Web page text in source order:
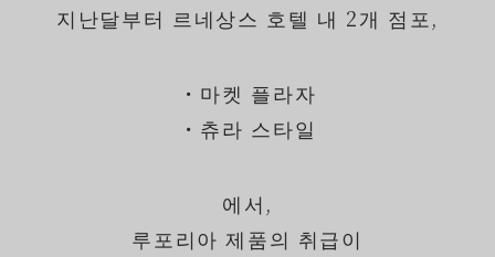
지난달부터 르네상스 호텔 내 2개 점포,
・마켓 플라자
・츄라 스타일
에서,
루포리아 제품의 취급이